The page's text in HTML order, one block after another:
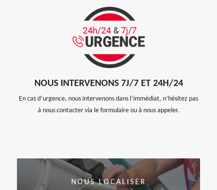
NOUS INTERVENONS 7J/7 ET 24H/24
En cas d’urgence, nous intervenons dans l’immédiat, n’hésitez pas
à nous contacter via le formulaire ou à nous appeler.
NOUS LOCALISER